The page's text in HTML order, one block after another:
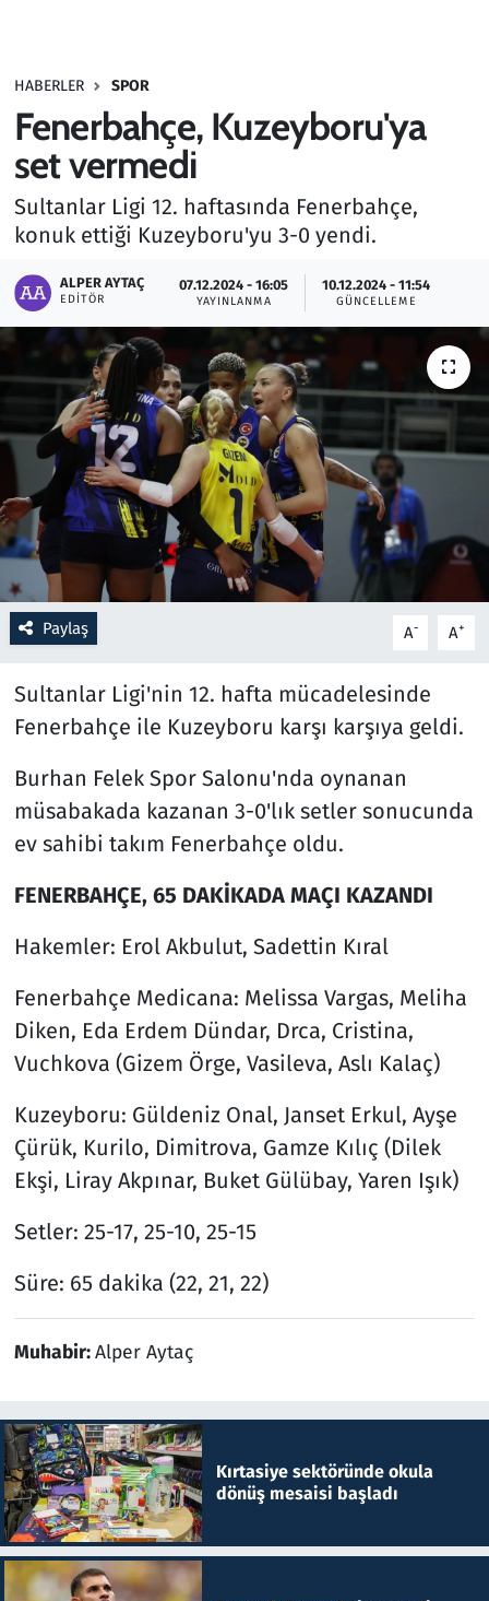
HABERLER SPOR
Fenerbahçe, Kuzeyboru'ya
set vermedi
Sultanlar Ligi 12. haftasında Fenerbahçe,
konuk ettiği Kuzeyboru'yu 3-0 yendi.
ALPER AYTAÇ
EDITÖR
07.12.2024 - 16:05
YAYINLANMA
10.12.2024 - 11:54
GÜNCELLEME
Paylaş A- A+
Sultanlar Ligi'nin 12. hafta mücadelesinde
Fenerbahçe ile Kuzeyboru karşı karşıya geldi.
Burhan Felek Spor Salonu'nda oynanan
müsabakada kazanan 3-0'lık setler sonucunda
ev sahibi takım Fenerbahçe oldu.
FENERBAHÇE, 65 DAKİKADA MAÇI KAZANDI
Hakemler: Erol Akbulut, Sadettin Kıral
Fenerbahçe Medicana: Melissa Vargas, Meliha
Diken, Eda Erdem Dündar, Drca, Cristina,
Vuchkova (Gizem Örge, Vasileva, Aslı Kalaç)
Kuzeyboru: Güldeniz Onal, Janset Erkul, Ayşe
Çürük, Kurilo, Dimitrova, Gamze Kılıç (Dilek
Ekşi, Liray Akpınar, Buket Gülübay, Yaren Işık)
Setler: 25-17, 25-10, 25-15
Süre: 65 dakika (22, 21, 22)
Muhabir:Alper Aytaç
Kırtasiye sektöründe okula
dönüş mesaisi başladı
Haber
Kültür Sanat
Kurumsal Haberler
Otomobil
Oyun
Ramazan
Resmi İlanlar
Rüya Tabirleri
Sağlık
Savunma Sanayi
Spor